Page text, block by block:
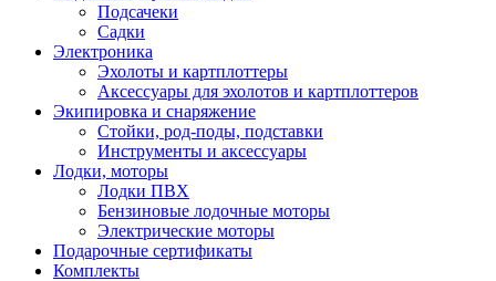
Подсачеки
Садки
Электроника
Эхолоты и картплоттеры
Аксессуары для эхолотов и картплоттеров
Экипировка и снаряжение
Стойки, род-поды, подставки
Инструменты и аксессуары
Лодки, моторы
Лодки ПВХ
Бензиновые лодочные моторы
Электрические моторы
Подарочные сертификаты
Комплекты